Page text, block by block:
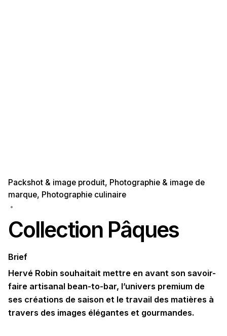
Packshot & image produit Photographie & image de
marque Photographie culinaire
Collection Pâques
Brief
Hervé Robin souhaitait mettre en avant son savoir-
faire artisanal bean-to-bar, l’univers premium de
ses créations de saison et le travail des matières à
travers des images élégantes et gourmandes.